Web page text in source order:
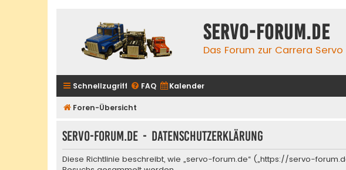
servo-forum.de
Das Forum zur Carrera Servo
Schnellzugriff FAQ Kalender
Foren-Übersicht
servo-forum.de - Datenschutzerklärung
Diese Richtlinie beschreibt, wie „servo-forum.de“ („https://servo-